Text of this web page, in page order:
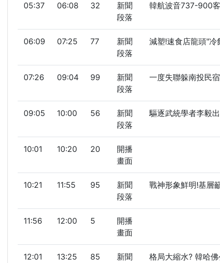
05:37 06:08 32
新聞
段落
韓航波音737-900
06:09 07:25 77
新聞
段落
減塑!速食店龍頭"
07:26 09:04 99
新聞
段落
一度失聯躲南投民
09:05 10:00 56
新聞
段落
驅逐武統學者李毅
10:01 10:20 20
開播
畫面
10:21 11:55 95
新聞
段落
戰神形象鮮明!基層
11:56 12:00 5
開播
畫面
12:01 13:25 85
新聞
格局大縮水? 韓哈